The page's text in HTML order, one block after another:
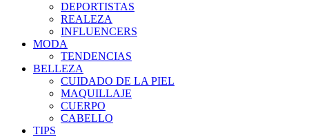
DEPORTISTAS
REALEZA
INFLUENCERS
MODA
TENDENCIAS
BELLEZA
CUIDADO DE LA PIEL
MAQUILLAJE
CUERPO
CABELLO
TIPS